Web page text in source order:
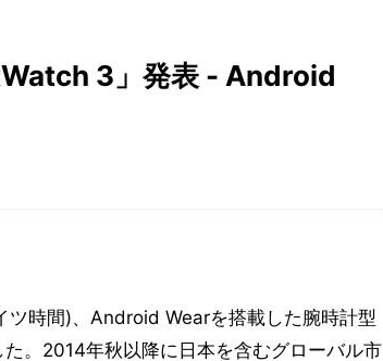
3」発表 - Android
ツ時間)、Android Wearを搭載した腕時計型
。2014年秋以降に日本を含むグローバル市